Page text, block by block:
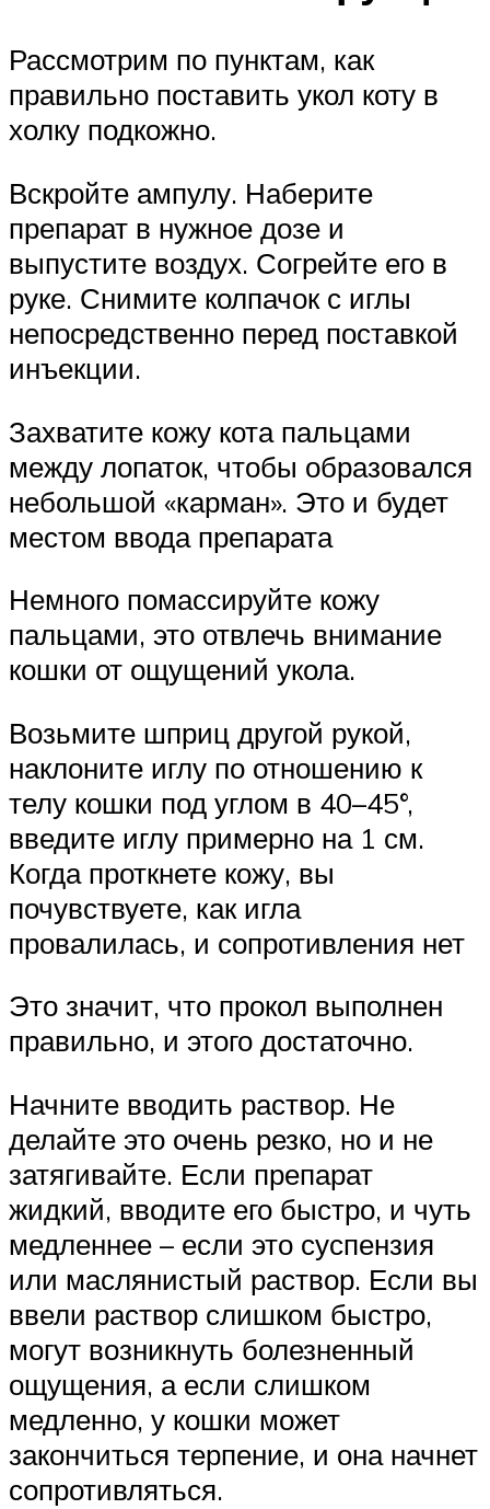
Рассмотрим по пунктам, как
правильно поставить укол коту в
холку подкожно.
Вскройте ампулу. Наберите
препарат в нужное дозе и
выпустите воздух. Согрейте его в
руке. Снимите колпачок с иглы
непосредственно перед поставкой
инъекции.
Захватите кожу кота пальцами
между лопаток, чтобы образовался
небольшой «карман». Это и будет
местом ввода препарата
Немного помассируйте кожу
пальцами, это отвлечь внимание
кошки от ощущений укола.
Возьмите шприц другой рукой,
наклоните иглу по отношению к
телу кошки под углом в 40–45°,
введите иглу примерно на 1 см.
Когда проткнете кожу, вы
почувствуете, как игла
провалилась, и сопротивления нет
Это значит, что прокол выполнен
правильно, и этого достаточно.
Начните вводить раствор. Не
делайте это очень резко, но и не
затягивайте. Если препарат
жидкий, вводите его быстро, и чуть
медленнее – если это суспензия
или маслянистый раствор. Если вы
ввели раствор слишком быстро,
могут возникнуть болезненный
ощущения, а если слишком
медленно, у кошки может
закончиться терпение, и она начнет
сопротивляться.